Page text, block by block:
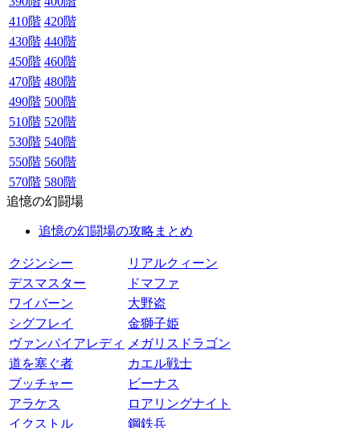
410階 420階
430階 440階
450階 460階
470階 480階
490階 500階
510階 520階
530階 540階
550階 560階
570階 580階
追憶の幻闘場
追憶の幻闘場の攻略まとめ
クジンシー
リアルクィーン
デスマスター
ドマファ
ワイバーン
大野盗
シグフレイ
金獅子姫
ヴァンパイアレディ
メガリスドラゴン
道を塞ぐ者
カエル戦士
ブッチャー
ビーナス
アラケス
ロアリングナイト
イクストル
鋼鉄兵